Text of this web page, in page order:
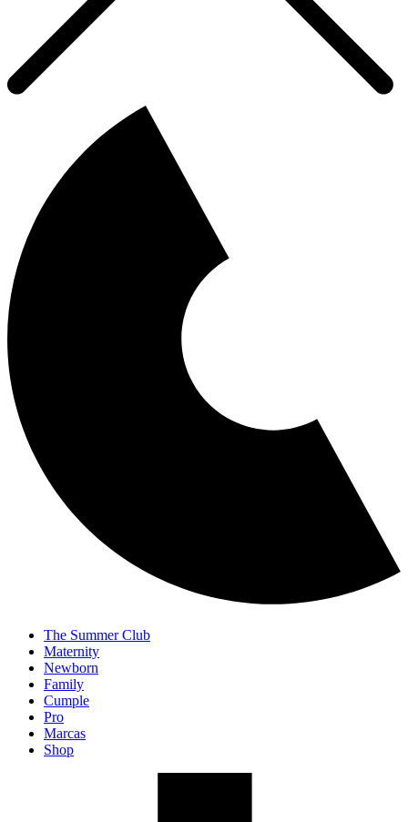
The Summer Club
Maternity
Newborn
Family
Cumple
Pro
Marcas
Shop